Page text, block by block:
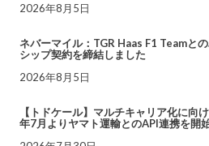
2026年8月5日
ネバーマイル：TGR Haas F1 Teamと
シップ契約を締結しました
2026年8月5日
【トドケール】マルチキャリア化に向
年7月よりヤマト運輸とのAPI連携を開